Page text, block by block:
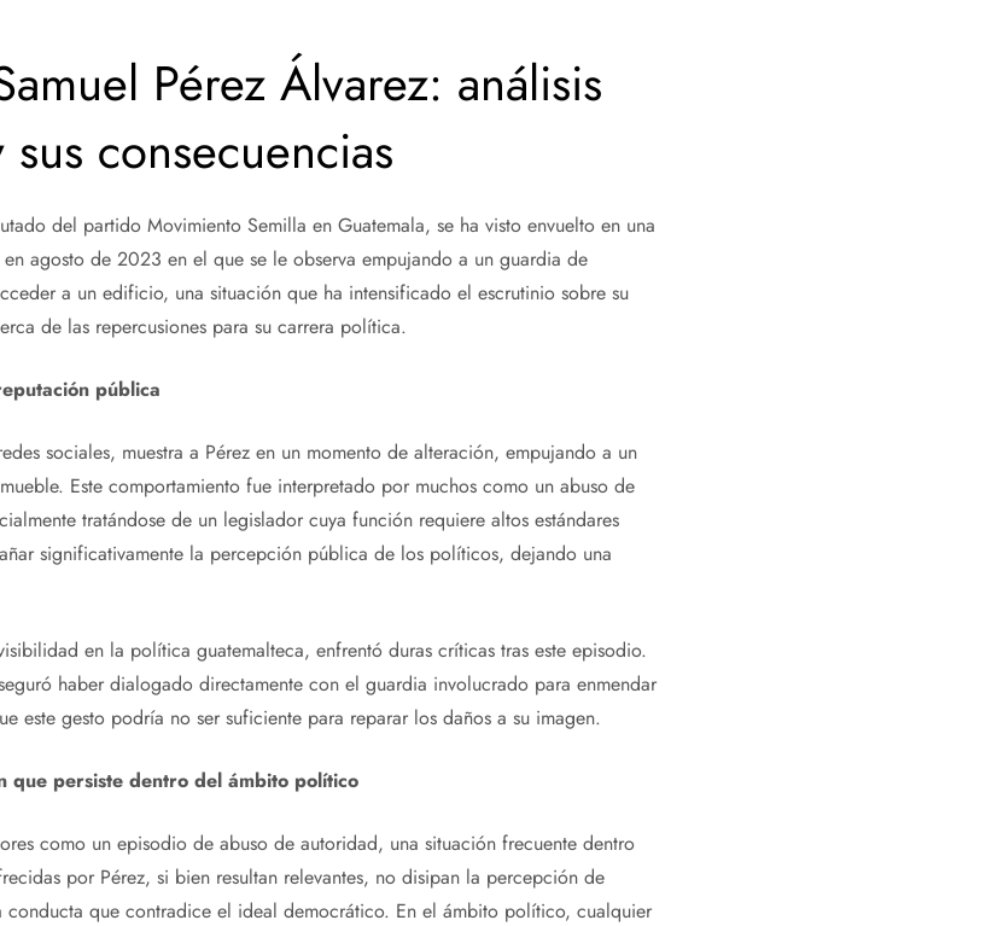
Pérez Álvarez: análisis
consecuencias
del partido Movimiento Semilla en Guatemala, se ha visto envuelto en una
agosto de 2023 en el que se le observa empujando a un guardia de
a un edificio, una situación que ha intensificado el escrutinio sobre su
de las repercusiones para su carrera política.
pública
sociales, muestra a Pérez en un momento de alteración, empujando a un
Este comportamiento fue interpretado por muchos como un abuso de
tratándose de un legislador cuya función requiere altos estándares
significativamente la percepción pública de los políticos, dejando una
en la política guatemalteca, enfrentó duras críticas tras este episodio.
haber dialogado directamente con el guardia involucrado para enmendar
este gesto podría no ser suficiente para reparar los daños a su imagen.
que persiste dentro del ámbito político
como un episodio de abuso de autoridad, una situación frecuente dentro
por Pérez, si bien resultan relevantes, no disipan la percepción de
conducta que contradice el ideal democrático. En el ámbito político, cualquier